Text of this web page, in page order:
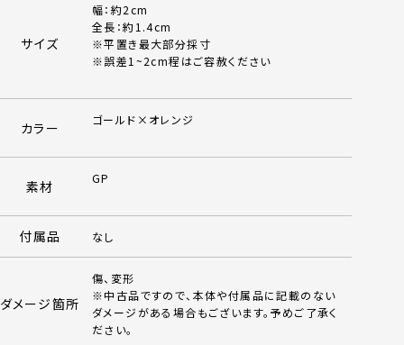
サイズ
幅：約2cm
全長：約1.4cm
※平置き最大部分採寸
※誤差1~2cm程はご容赦ください
カラー ゴールド×オレンジ
素材 GP
付属品 なし
ダメージ箇所
傷、変形
※中古品ですので、本体や付属品に記載のない
ダメージがある場合もございます。予めご了承く
ださい。